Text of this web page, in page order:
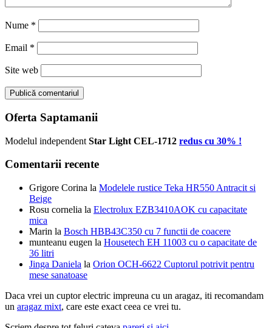
Nume *
Email *
Site web
Oferta Saptamanii
Modelul independent Star Light CEL-1712 redus cu 30% !
Comentarii recente
Grigore Corina la Modelele rustice Teka HR550 Antracit si
Beige
Rosu cornelia la Electrolux EZB3410AOK cu capacitate
mica
Marin la Bosch HBB43C350 cu 7 functii de coacere
munteanu eugen la Housetech EH 11003 cu o capacitate de
36 litri
Jinga Daniela la Orion OCH-6622 Cuptorul potrivit pentru
mese sanatoase
Daca vrei un cuptor electric impreuna cu un aragaz, iti recomandam
un aragaz mixt, care este exact ceea ce vrei tu.